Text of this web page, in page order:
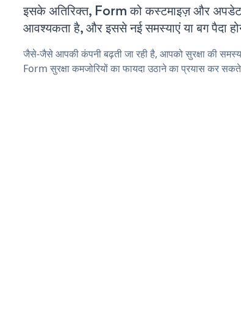
इसके अतिरिक्त, Form को कस्टमाइज़ और
आवश्यकता है, और इससे नई समस्याएं या बग पैदा
जैसे-जैसे आपकी कंपनी बढ़ती जा रही है, आपको सुरक्षा की
Form सुरक्षा कमजोरियों का फायदा उठाने का प्रयास कर